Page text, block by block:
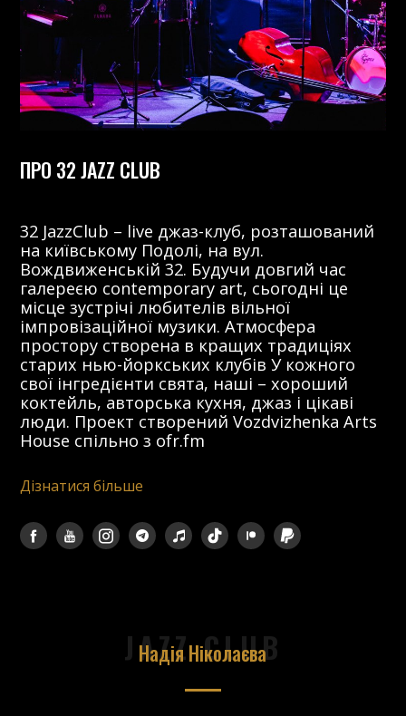
ПРО 32 JAZZ CLUB
32 JazzClub – live джаз-клуб, розташований
на київському Подолі, на вул.
Вождвиженській 32. Будучи довгий час
галереєю contemporary art, сьогодні це
місце зустрічі любителів вільної
імпровізаційної музики. Атмосфера
простору створена в кращих традиціях
старих нью-йоркських клубів У кожного
свої інгредієнти свята, наші – хороший
коктейль, авторська кухня, джаз і цікаві
люди. Проект створений Vozdvizhenka Arts
House спільно з ofr.fm
Дізнатися більше
JAZZ CLUB
Надія Ніколаєва